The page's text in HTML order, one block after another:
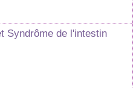
Syndrôme de l'intestin